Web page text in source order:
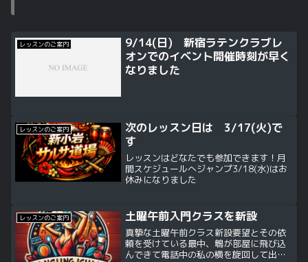
レッスンのご案内
9/14(日) 新宿ラテンクラブレ
オンでのイベント開催時刻が早く
なりました
レッスンのご案内
次のレッスン日は 3/17(火)で
す
レッスンはどなたでも参加できます！月
間スケジュールへジャンプ3/18(水)はお
休みになりました
レッスンのご案内 土曜午前入門クラスを新設
真摯な土曜午前クラス新設要望とその依
頼を受けている最中、鵯が部屋に飛び込
んできて電話中の私の横を旋回して出て